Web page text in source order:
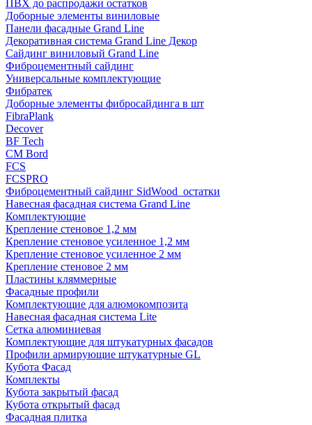
ПВХ до распродажи остатков
Доборные элементы виниловые
Панели фасадные Grand Line
Декоративная система Grand Line Декор
Сайдинг виниловый Grand Line
Фиброцементный сайдинг
Универсальные комплектующие
Фибратек
Доборные элементы фибросайдинга в шт
FibraPlank
Decover
BF Tech
CM Bord
FCS
FCSPRO
Фиброцементный сайдинг SidWood_остатки
Навесная фасадная система Grand Line
Комплектующие
Крепление стеновое 1,2 мм
Крепление стеновое усиленное 1,2 мм
Крепление стеновое усиленное 2 мм
Крепление стеновое 2 мм
Пластины кляммерные
Фасадные профили
Комплектующие для алюмокомпозита
Навесная фасадная система Lite
Сетка алюминиевая
Комплектующие для штукатурных фасадов
Профили армирующие штукатурные GL
Кубота Фасад
Комплекты
Кубота закрытый фасад
Кубота открытый фасад
Фасадная плитка